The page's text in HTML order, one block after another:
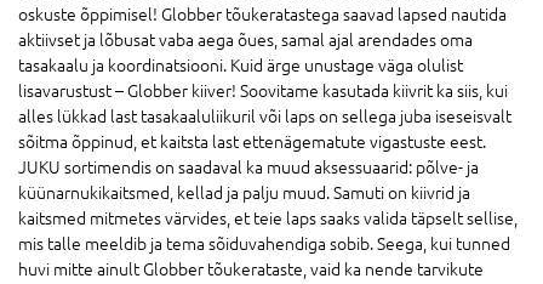
oskuste õppimisel! Globber tõukeratastega saavad lapsed nautida
aktiivset ja lõbusat vaba aega õues, samal ajal arendades oma
tasakaalu ja koordinatsiooni. Kuid ärge unustage väga olulist
lisavarustust – Globber kiiver! Soovitame kasutada kiivrit ka siis, kui
alles lükkad last tasakaaluliikuril või laps on sellega juba iseseisvalt
sõitma õppinud, et kaitsta last ettenägematute vigastuste eest.
JUKU sortimendis on saadaval ka muud aksessuaarid: põlve- ja
küünarnukikaitsmed, kellad ja palju muud. Samuti on kiivrid ja
kaitsmed mitmetes värvides, et teie laps saaks valida täpselt sellise,
mis talle meeldib ja tema sõiduvahendiga sobib. Seega, kui tunned
huvi mitte ainult Globber tõukerataste, vaid ka nende tarvikute